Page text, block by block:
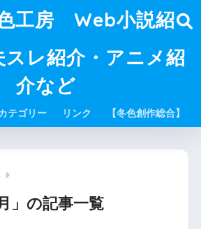
工房 Web小説紹
レ紹介・アニメ紹
介など
テゴリー リンク 【冬色創作総合】
」の記事一覧